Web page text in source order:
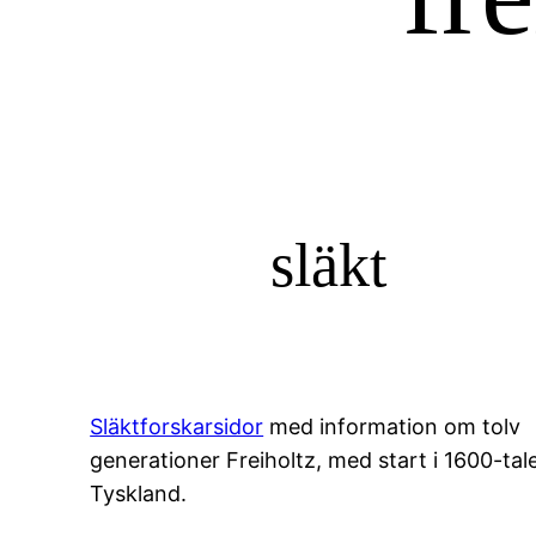
släkt
Släktforskarsidor med information om tolv
generationer Freiholtz, med start i 1600-
Tyskland.